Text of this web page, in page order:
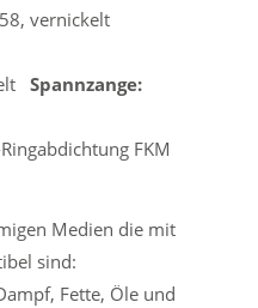
vernickelt
Spannzange:
FKM
Medien die mit
sind:
Fette, Öle und